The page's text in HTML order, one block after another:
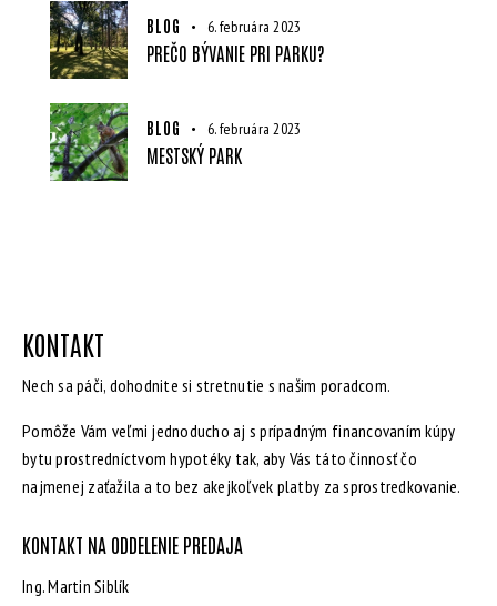
BLOG 6. februára 2023
PREČO BÝVANIE PRI PARKU?
BLOG 6. februára 2023
MESTSKÝ PARK
KONTAKT
Nech sa páči, dohodnite si stretnutie s našim poradcom.
Pomôže Vám veľmi jednoducho aj s prípadným financovaním kúpy
bytu prostredníctvom hypotéky tak, aby Vás táto činnosť čo
najmenej zaťažila a to bez akejkoľvek platby za sprostredkovanie.
KONTAKT NA ODDELENIE PREDAJA
Ing. Martin Siblík